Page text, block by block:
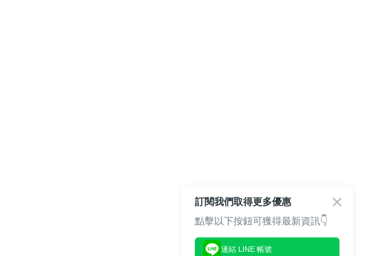
訂閱我們取得更多優惠
點擊以下按鈕可獲得最新資訊👇
連結 LINE 帳號